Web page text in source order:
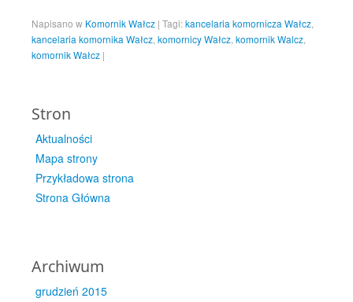
Napisano w Komornik Wałcz | Tagi:kancelaria komornicza Wałcz
kancelaria komornika Wałcz komornicy Wałcz komornik Walcz
komornik Wałcz |
Stron
Aktualności
Mapa strony
Przykładowa strona
Strona Główna
Archiwum
grudzień 2015